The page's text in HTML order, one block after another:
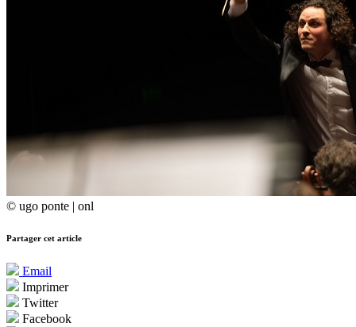
© ugo ponte | onl
Partager cet article
Email
Imprimer
Twitter
Facebook